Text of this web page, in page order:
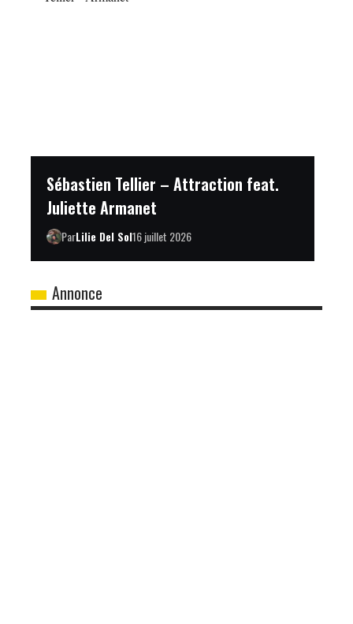
Sébastien Tellier – Attraction feat.
Juliette Armanet
ParLilie Del Sol16 juillet 2026
Annonce